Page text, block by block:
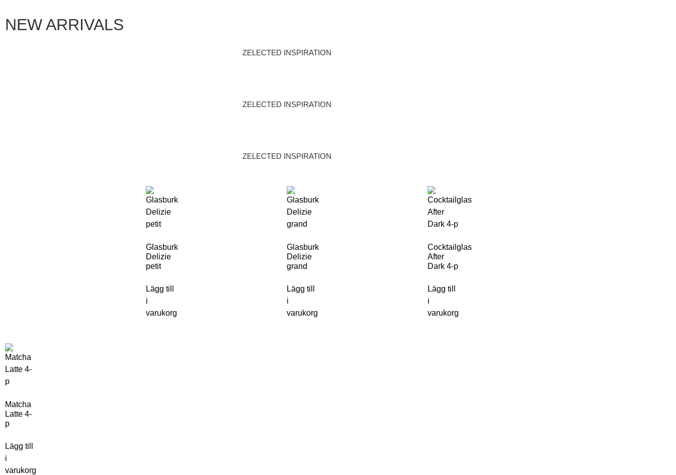
NEW ARRIVALS
ZELECTED INSPIRATION
ZELECTED INSPIRATION
ZELECTED INSPIRATION
Glasburk
Delizie
petit
Lägg till
i
varukorg
Glasburk
Delizie
grand
Lägg till
i
varukorg
Cocktailglas
After
Dark 4-p
Lägg till
i
varukorg
Matcha
Latte 4-
p
Lägg till
i
varukorg